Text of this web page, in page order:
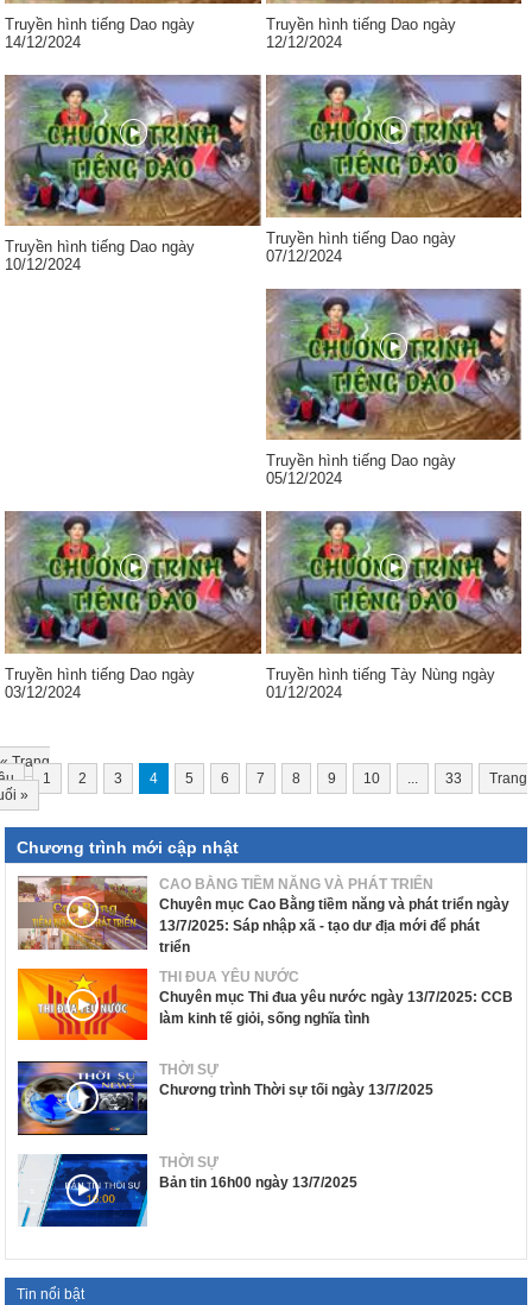
Truyền hình tiếng Dao ngày
14/12/2024
Truyền hình tiếng Dao ngày
12/12/2024
Truyền hình tiếng Dao ngày
10/12/2024
Truyền hình tiếng Dao ngày
07/12/2024
Truyền hình tiếng Dao ngày
05/12/2024
Truyền hình tiếng Dao ngày
03/12/2024
Truyền hình tiếng Tày Nùng ngày
01/12/2024
«Trang
1 2 3 4 5 6 7 8 9 10 ... 33
Trang
»
Chương trình mới cập nhật
CAO BẰNG TIỀM NĂNG VÀ PHÁT TRIỂN
Chuyên mục Cao Bằng tiềm năng và phát triển ngày
13/7/2025: Sáp nhập xã - tạo dư địa mới để phát
triển
THI ĐUA YÊU NƯỚC
Chuyên mục Thi đua yêu nước ngày 13/7/2025: CCB
làm kinh tế giỏi, sống nghĩa tình
THỜI SỰ
Chương trình Thời sự tối ngày 13/7/2025
THỜI SỰ
Bản tin 16h00 ngày 13/7/2025
Tin nổi bật